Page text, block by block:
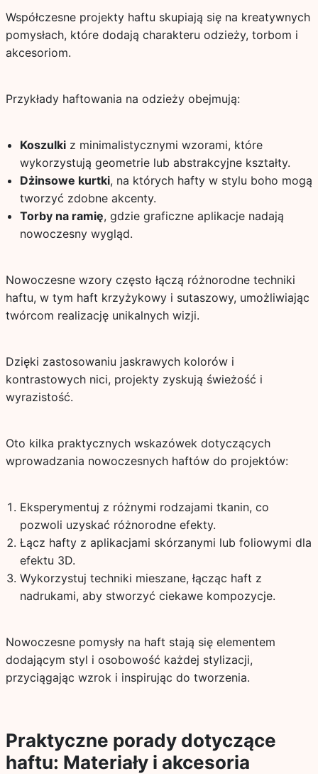
Współczesne projekty haftu skupiają się na kreatywnych
pomysłach, które dodają charakteru odzieży, torbom i
akcesoriom.
Przykłady haftowania na odzieży obejmują:
Koszulkiz minimalistycznymi wzorami, które
wykorzystują geometrie lub abstrakcyjne kształty.
Dżinsowe kurtki, na których hafty w stylu boho mogą
tworzyć zdobne akcenty.
Torby na ramię, gdzie graficzne aplikacje nadają
nowoczesny wygląd.
Nowoczesne wzory często łączą różnorodne techniki
haftu, w tym haft krzyżykowy i sutaszowy, umożliwiając
twórcom realizację unikalnych wizji.
Dzięki zastosowaniu jaskrawych kolorów i
kontrastowych nici, projekty zyskują świeżość i
wyrazistość.
Oto kilka praktycznych wskazówek dotyczących
wprowadzania nowoczesnych haftów do projektów:
Eksperymentuj z różnymi rodzajami tkanin, co
pozwoli uzyskać różnorodne efekty.
Łącz hafty z aplikacjami skórzanymi lub foliowymi dla
efektu 3D.
Wykorzystuj techniki mieszane, łącząc haft z
nadrukami, aby stworzyć ciekawe kompozycje.
Nowoczesne pomysły na haft stają się elementem
dodającym styl i osobowość każdej stylizacji,
przyciągając wzrok i inspirując do tworzenia.
Praktyczne porady dotyczące
haftu: Materiały i akcesoria